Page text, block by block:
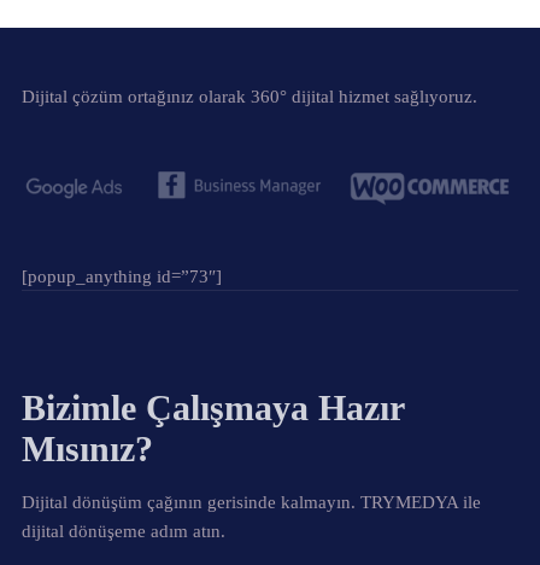
Dijital çözüm ortağınız olarak 360° dijital hizmet sağlıyoruz.
[popup_anything id=”73″]
Bizimle Çalışmaya Hazır
Mısınız?
Dijital dönüşüm çağının gerisinde kalmayın. TRYMEDYA ile
dijital dönüşeme adım atın.